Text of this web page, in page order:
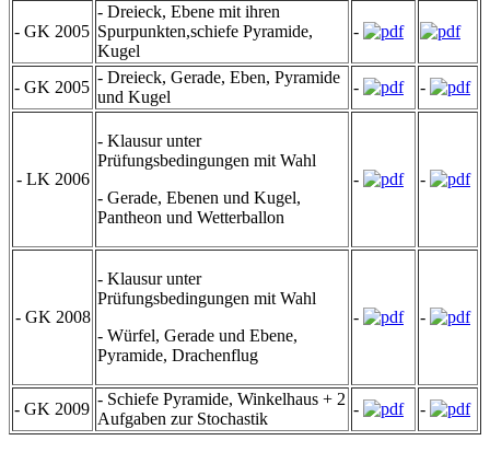
- GK 2005
- Dreieck, Ebene mit ihren
Spurpunkten,schiefe Pyramide,
Kugel
-
- GK 2005
- Dreieck, Gerade, Eben, Pyramide
und Kugel
- -
- LK 2006
- Klausur unter
Prüfungsbedingungen mit Wahl
- Gerade, Ebenen und Kugel,
Pantheon und Wetterballon
- -
- GK 2008
- Klausur unter
Prüfungsbedingungen mit Wahl
- Würfel, Gerade und Ebene,
Pyramide, Drachenflug
- -
- GK 2009
- Schiefe Pyramide, Winkelhaus + 2
Aufgaben zur Stochastik
- -